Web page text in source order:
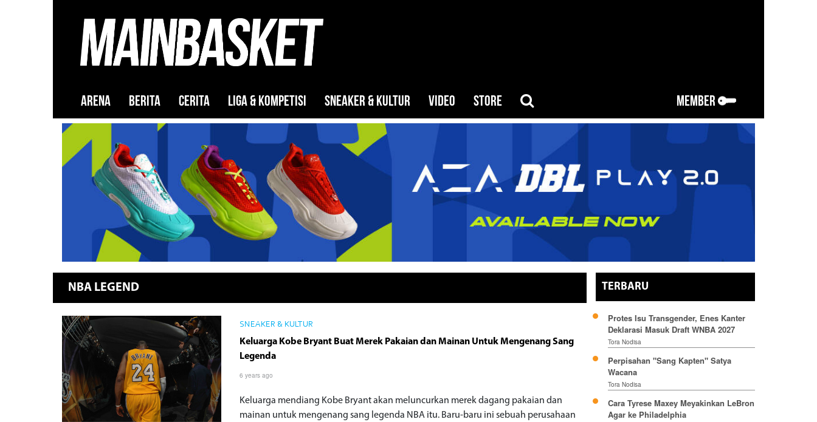
ARENA BERITA CERITA LIGA & KOMPETISI SNEAKER & KULTUR VIDEO STORE MEMBER
NBA LEGEND
SNEAKER & KULTUR
Keluarga Kobe Bryant Buat Merek Pakaian dan Mainan Untuk Mengenang Sang
Legenda
6 years ago
Keluarga mendiang Kobe Bryant akan meluncurkan merek dagang pakaian dan
mainan untuk mengenang sang legenda NBA itu. Baru-baru ini sebuah perusahaan
TERBARU
Protes Isu Transgender, Enes Kanter
Deklarasi Masuk Draft WNBA 2027
Tora Nodisa
Perpisahan "Sang Kapten" Satya
Wacana
Tora Nodisa
Cara Tyrese Maxey Meyakinkan LeBron
Agar ke Philadelphia